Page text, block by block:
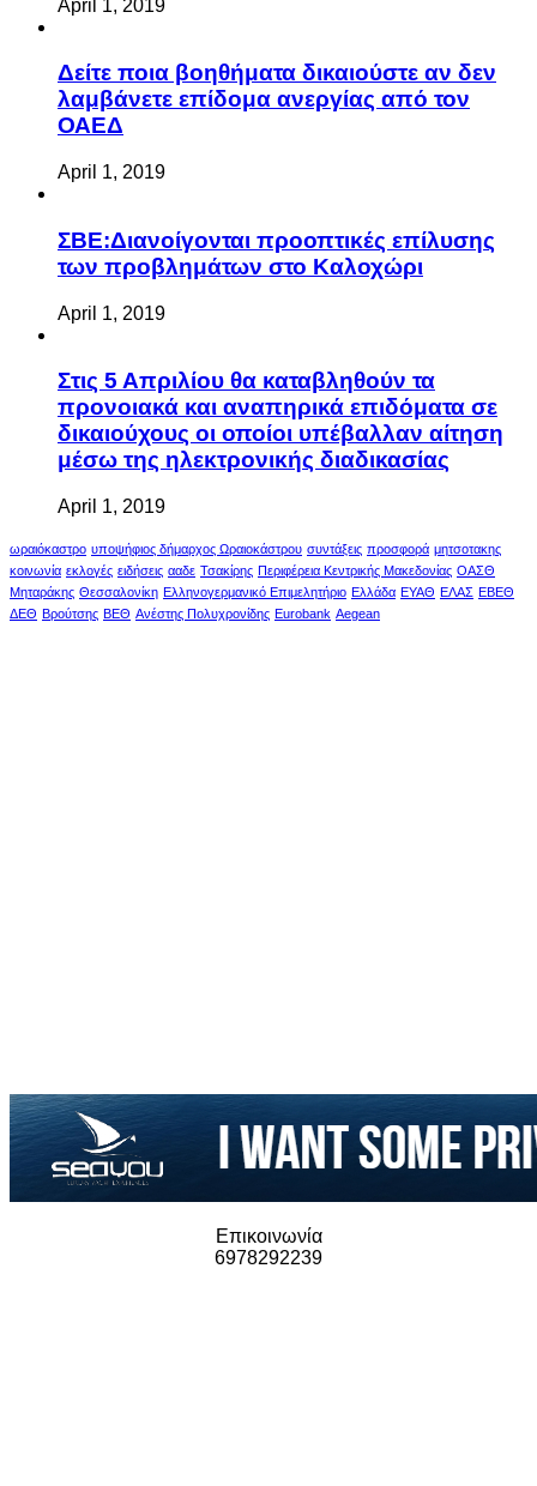
April 1, 2019
Δείτε ποια βοηθήματα δικαιούστε αν δεν
λαμβάνετε επίδομα ανεργίας από τον
ΟΑΕΔ
April 1, 2019
ΣΒΕ:Διανοίγονται προοπτικές επίλυσης
των προβλημάτων στο Καλοχώρι
April 1, 2019
Στις 5 Απριλίου θα καταβληθούν τα
προνοιακά και αναπηρικά επιδόματα σε
δικαιούχους οι οποίοι υπέβαλλαν αίτηση
μέσω της ηλεκτρονικής διαδικασίας
April 1, 2019
ωραιόκαστρο υποψήφιος δήμαρχος Ωραιοκάστρου συντάξεις προσφορά μητσοτακης
κοινωνία εκλογές ειδήσεις ααδε Τσακίρης Περιφέρεια Κεντρικής Μακεδονίας ΟΑΣΘ
Μηταράκης Θεσσαλονίκη Ελληνογερμανικό Επιμελητήριο Ελλάδα ΕΥΑΘ ΕΛΑΣ ΕΒΕΘ
ΔΕΘ Βρούτσης ΒΕΘ Ανέστης Πολυχρονίδης Eurobank Aegean
Επικοινωνία
6978292239